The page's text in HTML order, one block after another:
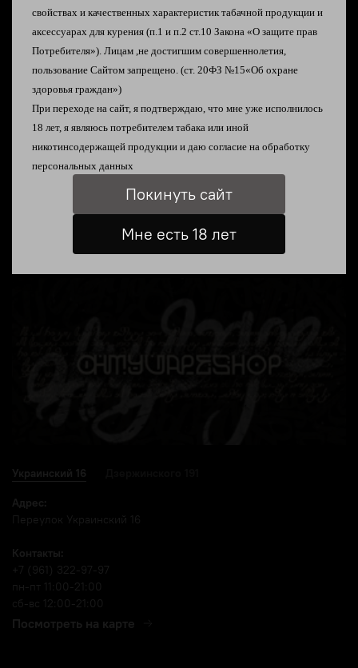
Описание
Картридж для Suorin Ace/Shine
Отзывы
Наши магазины в Таганроге
Украинский 16
Адрес:
Переулок Украинский 16
Контакты:
+7 (961) 322-97-97
пн-пт 11:00-21:00
сб-вс 12:00-21:00
Посмотреть на карте
свойствах и качественных характеристик табачной продукции и
аксессуарах для курения (п.1 и п.2 ст.10 Закона «О защите прав
Потребителя»). Лицам ,не достигшим совершеннолетия,
пользование Сайтом запрещено. (ст. 20ФЗ №15«Об охране
здоровья граждан»)
При переходе на сайт, я подтверждаю, что мне уже исполнилось
18 лет, я являюсь потребителем табака или иной
никотинсодержащей продукции и даю согласие на обработку
персональных данных
Покинуть сайт
Мне есть 18 лет